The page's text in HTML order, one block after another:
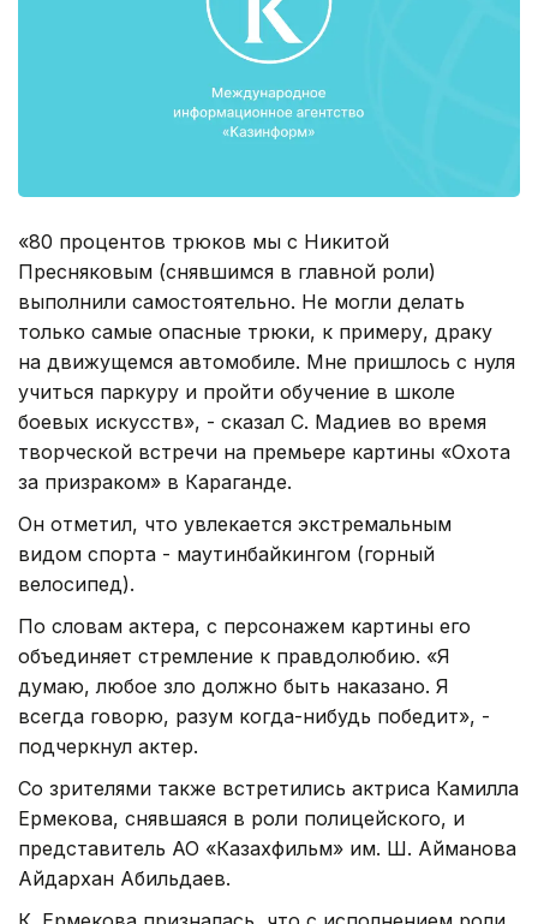
«80 процентов трюков мы с Никитой
Пресняковым (снявшимся в главной роли)
выполнили самостоятельно. Не могли делать
только самые опасные трюки, к примеру, драку
на движущемся автомобиле. Мне пришлось с нуля
учиться паркуру и пройти обучение в школе
боевых искусств», - сказал С. Мадиев во время
творческой встречи на премьере картины «Охота
за призраком» в Караганде.
Он отметил, что увлекается экстремальным
видом спорта - маутинбайкингом (горный
велосипед).
По словам актера, с персонажем картины его
объединяет стремление к правдолюбию. «Я
думаю, любое зло должно быть наказано. Я
всегда говорю, разум когда-нибудь победит», -
подчеркнул актер.
Со зрителями также встретились актриса Камилла
Ермекова, снявшаяся в роли полицейского, и
представитель АО «Казахфильм» им. Ш. Айманова
Айдархан Абильдаев.